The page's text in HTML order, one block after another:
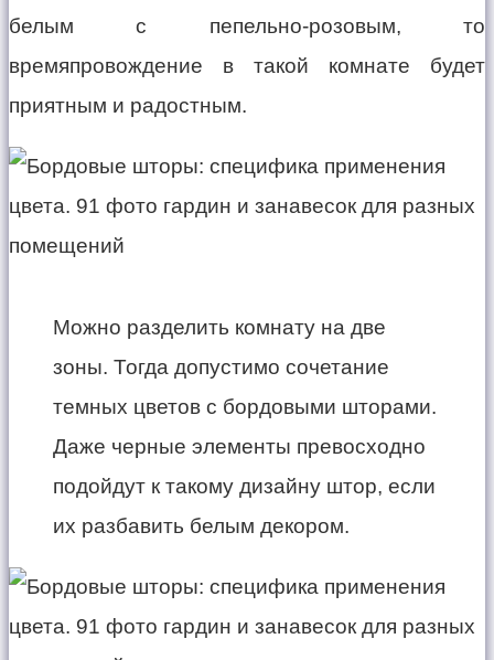
белым с пепельно-розовым, то
времяпровождение в такой комнате будет
приятным и радостным.
Можно разделить комнату на две
зоны. Тогда допустимо сочетание
темных цветов с бордовыми шторами.
Даже черные элементы превосходно
подойдут к такому дизайну штор, если
их разбавить белым декором.